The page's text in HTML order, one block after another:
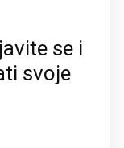
se i
svoje